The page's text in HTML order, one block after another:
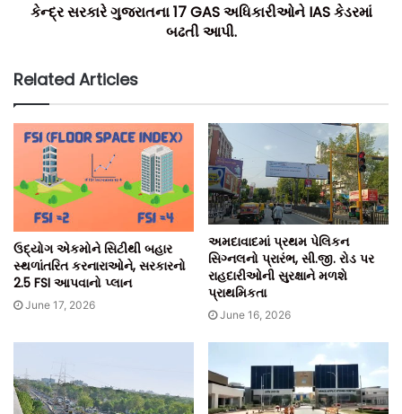
રાજ્ય બહારના રહેવાસી અથવા વિદેશી નાગરિક હોવાનો પુરાવો
પરમિટ મેળવવાની પ્રક્રિયા સરળ બનાવવામાં આવી છે અને
કર્મચારીઓ સીધા અધિકૃત અધિકારી પાસે અરજી કરી શકે છે.
પરમિટ ધારક કર્મચારી એક સમયે વધુમાં વધુ પાંચ મહેમાનોને
આમંત્રિત કરી શકે છે.
ટીમ બિલ્ટ ઈન્ડિયા.
કેન્દ્ર સરકારે ગુજરાતના 17 GAS અધિકારીઓને IAS કેડરમાં
બઢતી આપી.
Related Articles
ઉદ્યોગ એકમોને સિટીથી બહાર
સ્થળાંતરિત કરનારાઓને, સરકારનો
2.5 FSI આપવાનો પ્લાન
June 17, 2026
અમદાવાદમાં પ્રથમ પેલિકન
સિગ્નલનો પ્રારંભ, સી.જી. રોડ પર
રાહદારીઓની સુરક્ષાને મળશે
પ્રાથમિકતા
June 16, 2026